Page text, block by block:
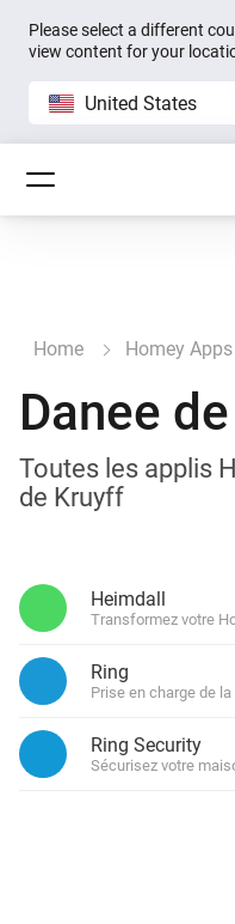
Please select a different
view content for your
United States
Home Homey Apps
Danee
Toutes les applis
de Kruyff
Heimdall
Transformez votre
Ring
Prise en charge de
Ring Security
Sécurisez votre